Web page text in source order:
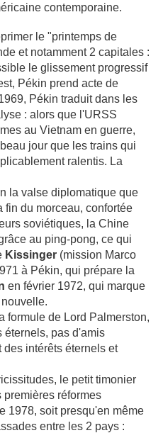
contemporaine.
le "printemps de
et notamment 2 capitales :
le glissement progressif
Pékin prend acte de
Pékin traduit dans les
: alors que l'URSS
au Vietnam en guerre,
jour que les trains qui
ralentis. La
la valse diplomatique que
fin du morceau, confortée
soviétiques, la Chine
au ping-pong, ce qui
Kissinger (mission Marco
à Pékin, qui prépare la
en février 1972, qui marque
formule de Lord Palmerston,
éternels, pas d'amis
intérêts éternels et
le petit timonier
premières réformes
1978, soit presqu'en même
entre les 2 pays :